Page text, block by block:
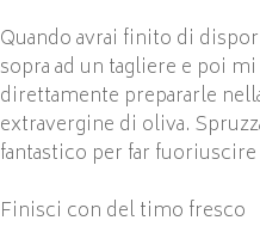
Quando avrai finito di
sopra ad un tagliere e poi
direttamente prepararle
extravergine di oliva.
fantastico per far
Finisci con del timo fresco